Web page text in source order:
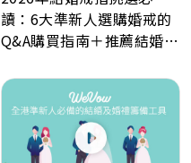
讀：6大準新人選購婚戒的
Q&A購買指南＋推薦結婚戒